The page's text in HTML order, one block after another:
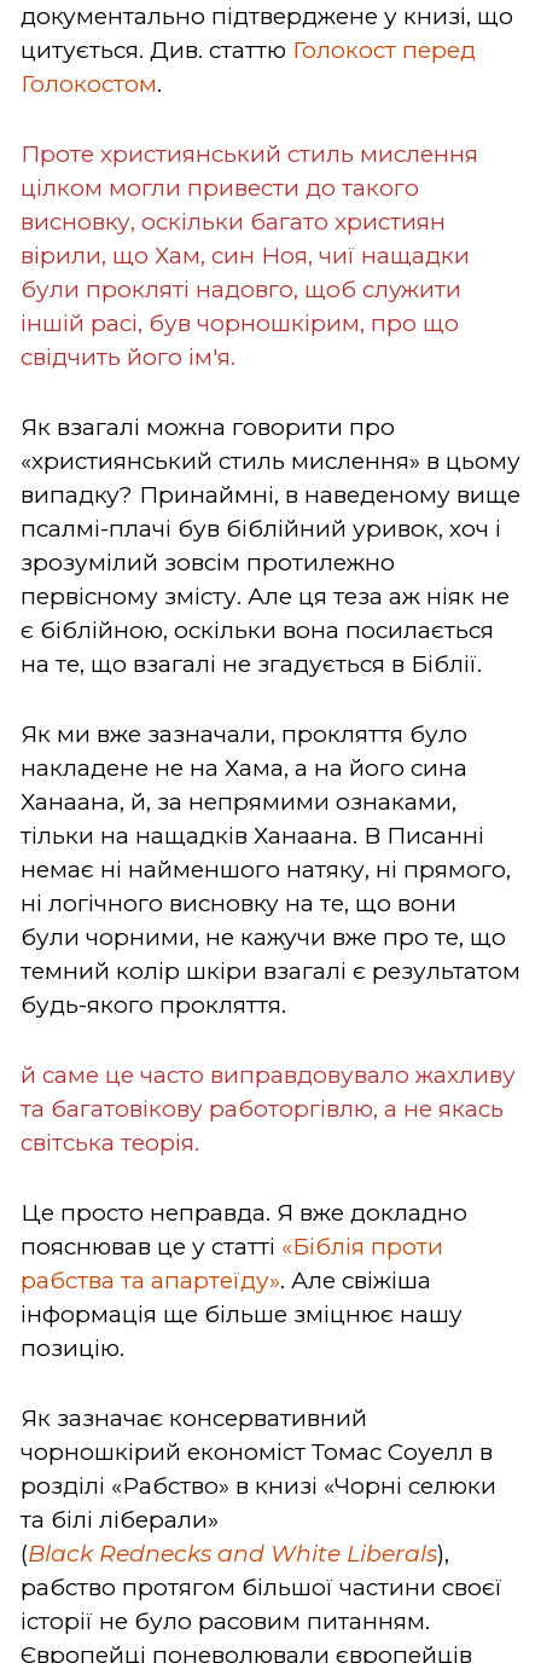
документально підтверджене у книзі, що
цитується. Див. статтю Голокост перед
Голокостом.
Проте християнський стиль мислення
цілком могли привести до такого
висновку, оскільки багато християн
вірили, що Хам, син Ноя, чиї нащадки
були прокляті надовго, щоб служити
іншій расі, був чорношкірим, про що
свідчить його ім'я.
Як взагалі можна говорити про
«християнський стиль мислення» в цьому
випадку? Принаймні, в наведеному вище
псалмі-плачі був біблійний уривок, хоч і
зрозумілий зовсім протилежно
первісному змісту. Але ця теза аж ніяк не
є біблійною, оскільки вона посилається
на те, що взагалі не згадується в Біблії.
Як ми вже зазначали, прокляття було
накладене не на Хама, а на його сина
Ханаана, й, за непрямими ознаками,
тільки на нащадків Ханаана. В Писанні
немає ні найменшого натяку, ні прямого,
ні логічного висновку на те, що вони
були чорними, не кажучи вже про те, що
темний колір шкіри взагалі є результатом
будь-якого прокляття.
й саме це часто виправдовувало жахливу
та багатовікову работоргівлю, а не якась
світська теорія.
Це просто неправда. Я вже докладно
пояснював це у статті «Біблія проти
рабства та апартеїду». Але свіжіша
інформація ще більше зміцнює нашу
позицію.
Як зазначає консервативний
чорношкірий економіст Томас Соуелл в
розділі «Рабство» в книзі «Чорні селюки
та білі ліберали»
(BlackRednecks and White Liberals),
рабство протягом більшої частини своєї
історії не було расовим питанням.
Європейці поневолювали європейців